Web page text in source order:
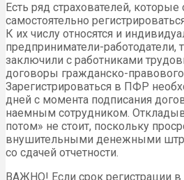
Есть ряд страхователей, которые
самостоятельно
К их числу относятся и
предприниматели-работодатели,
заключили с работниками
договоры гражданско-правового
Зарегистрироваться в ПФР
дней с момента подписания
наемным сотрудником.
потом» не стоит, поскольку
внушительными денежными
со сдачей отчетности.
ВАЖНО! Если срок регистрации